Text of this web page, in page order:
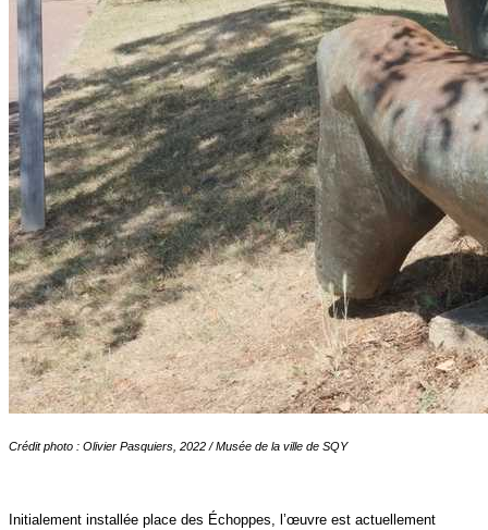
Crédit photo : Olivier Pasquiers, 2022 / Musée de la ville de SQY
Initialement installée place des Échoppes, l’œuvre est actuellement